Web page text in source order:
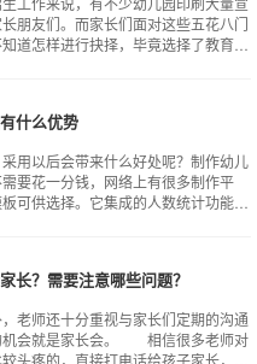
朋友们。而家长们面对这些五花八门
道怎样进行抉择，毕竟选择了教育环
什么优势
用以后会带来什么好处呢？制作幼儿
要花一分钱，网络上有很多制作平
可供选择。它集成的人数统计功能，
长？需要注意哪些问题？
老师还十分重视与家长们定期的沟通
机会就是家长会。 相信很多老师对
头疼的，直接打电话给孩子家长，不